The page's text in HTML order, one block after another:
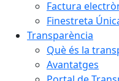
Factura
Finestreta
Transparència
Què és la
Avantatges